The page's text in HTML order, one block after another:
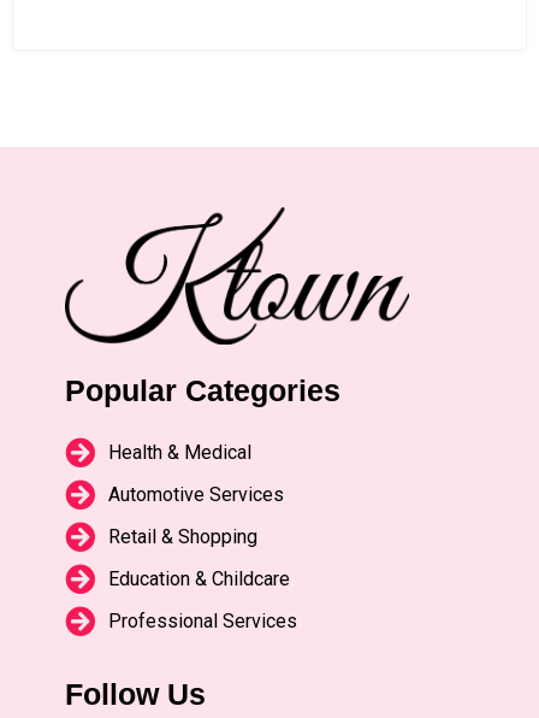
Popular Categories
Health & Medical
Automotive Services
Retail & Shopping
Education & Childcare
Professional Services
Follow Us